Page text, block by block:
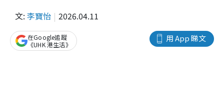
文: 李寶怡 2026.04.11
用 App 睇文
在Google追蹤
《UHK 港生活》